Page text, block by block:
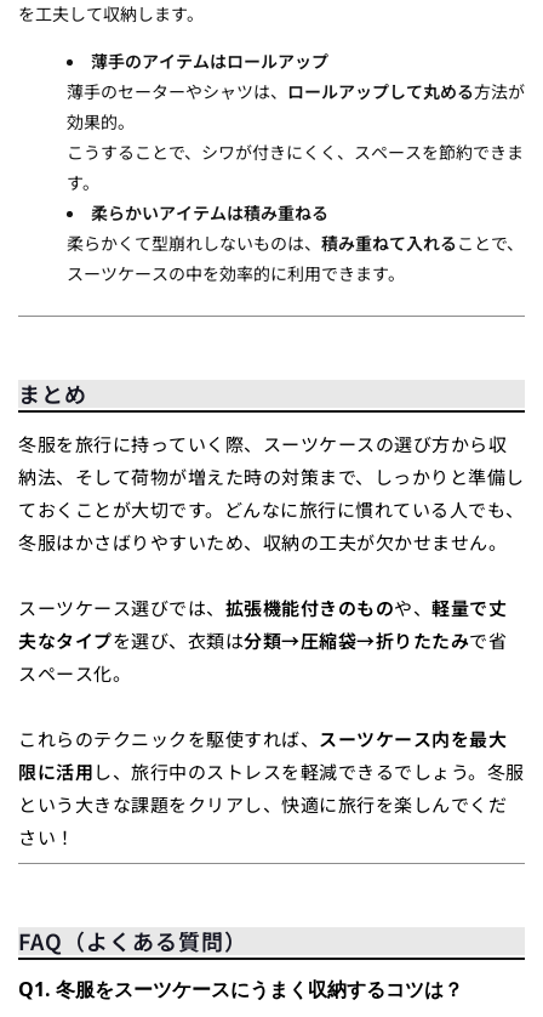
を工夫して収納します。
薄手のアイテムはロールアップ
薄手のセーターやシャツは、 ロールアップして丸める方法が
効果的。
こうすることで、シワが付きにくく、スペースを節約できま
す。
柔らかいアイテムは積み重ねる
柔らかくて型崩れしないものは、 積み重ねて入れることで、
スーツケースの中を効率的に利用できます。
まとめ
冬服を旅行に持っていく際、スーツケースの選び方から収
納法、そして荷物が増えた時の対策まで、しっかりと準備し
ておくことが大切です。どんなに旅行に慣れている人でも、
冬服はかさばりやすいため、収納の工夫が欠かせません。
スーツケース選びでは、 拡張機能付きのものや、 軽量で丈
夫なタイプを選び、衣類は分類→圧縮袋→折りたたみで省
スペース化。
これらのテクニックを駆使すれば、 スーツケース内を最大
限に活用し、旅行中のストレスを軽減できるでしょう。冬服
という大きな課題をクリアし、快適に旅行を楽しんでくだ
さい！
FAQ（よくある質問）
Q1. 冬服をスーツケースにうまく収納するコツは？